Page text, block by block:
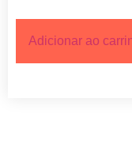
Adicionar ao